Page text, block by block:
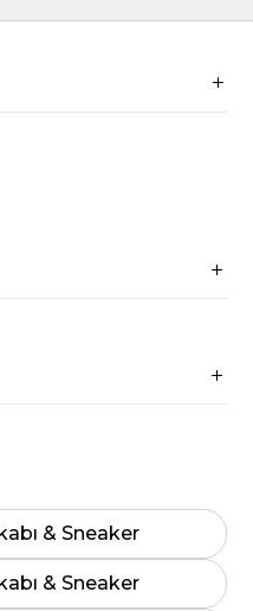
& Sneaker
& Sneaker